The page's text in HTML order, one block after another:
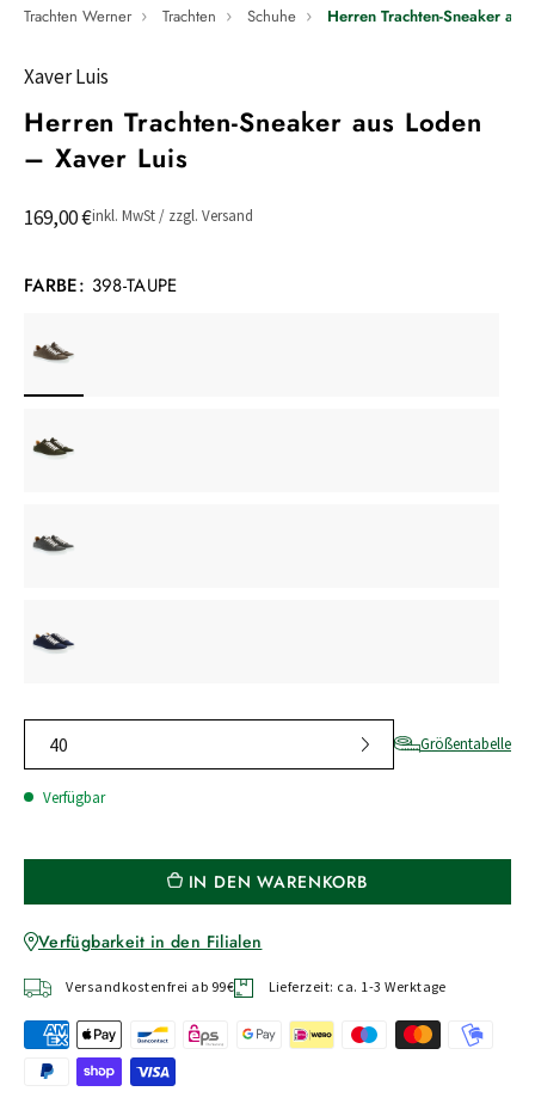
Trachten Werner Trachten Schuhe Herren Trachten-Sneaker aus
Xaver Luis
Herren Trachten-Sneaker aus Loden
– Xaver Luis
169,00 €inkl. MwSt / zzgl. Versand
FARBE: 398-TAUPE
Größentabelle
40
Verfügbar
IN DEN WARENKORB
Verfügbarkeit in den Filialen
Versandkostenfrei ab 99€ Lieferzeit: ca. 1-3 Werktage